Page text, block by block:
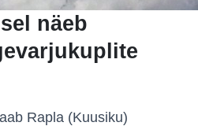
näeb
Rapla (Kuusiku)